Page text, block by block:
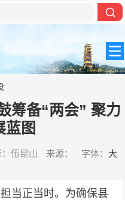
筹备“两会” 聚力
蓝图
伍昆山 来源： 字体： 大
正当时。为确保县